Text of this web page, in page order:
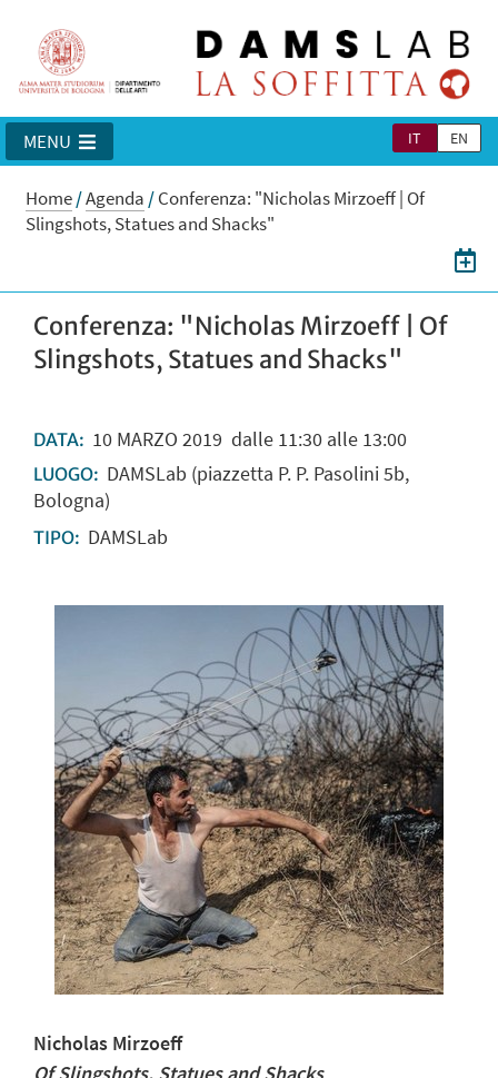
IT EN
MENU
Home/Agenda /Conferenza: "Nicholas Mirzoeff | Of
Slingshots, Statues and Shacks"
Conferenza: "Nicholas Mirzoeff | Of
Slingshots, Statues and Shacks"
DATA: 10MARZO 2019 dalle 11:30 alle 13:00
LUOGO: DAMSLab (piazzetta P. P. Pasolini 5b,
Bologna)
TIPO: DAMSLab
Nicholas Mirzoeff